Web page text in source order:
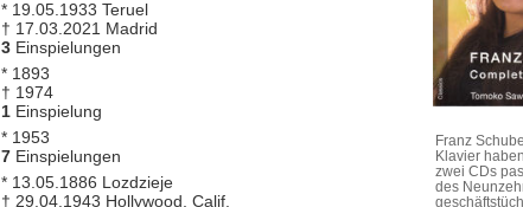
* 19.05.1933 Teruel
† 17.03.2021 Madrid
3Einspielungen
* 1893
† 1974
1Einspielung
* 1953
7Einspielungen
* 13.05.1886 Lozdzieje
† 29.04.1943 Hollywood, Calif.
Franz
Klavier
zwei CDs
des